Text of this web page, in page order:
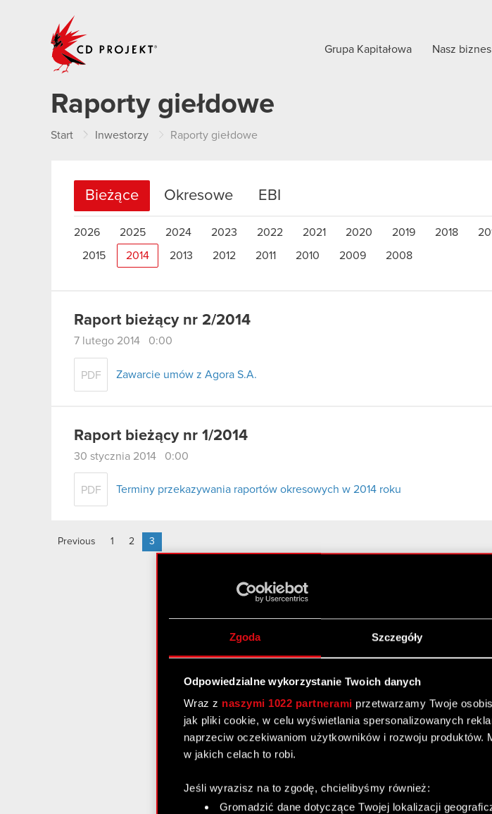
Zgoda Szczegóły
Odpowiedzialne wykorzystanie Twoich danych
Wraz z naszymi 1022 partnerami przetwarzamy Twoje
jak pliki cookie, w celu wyświetlania spersonalizowanych
naprzeciw oczekiwaniom użytkowników i rozwoju
w jakich celach to robi.
Jeśli wyrazisz na to zgodę, chcielibyśmy również:
Gromadzić dane dotyczące Twojej lokalizacji
Grupa Kapitałowa Nasz biznes
Raporty giełdowe
Start Inwestorzy Raporty giełdowe
Bieżące Okresowe EBI
2026 2025 2024 2023 2022 2021 2020 2019 2018
2015 2014 2013 2012 2011 2010 2009 2008
Raport bieżący nr 2/2014
7 lutego 2014 0:00
PDF Zawarcie umów z Agora S.A.
Raport bieżący nr 1/2014
30 stycznia 2014 0:00
PDF Terminy przekazywania raportów okresowych w 2014 roku
Previous 1 2 3